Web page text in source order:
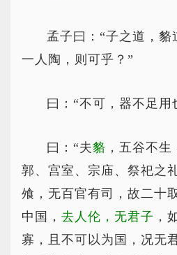
孟子曰：“子之道，貉
一人陶，则可乎？”
曰：“不可，器不足用
曰：“夫貉 ，五谷不
郭、宫室、宗庙、祭祀之
飧，无百官有司，故二十
中国， 去人伦，无君子 ，
寡，且不可以为国，况无